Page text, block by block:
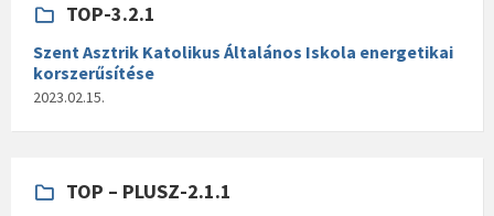
TOP-3.2.1
Szent Asztrik Katolikus Általános Iskola energetikai
korszerűsítése
2023.02.15.
TOP – PLUSZ-2.1.1